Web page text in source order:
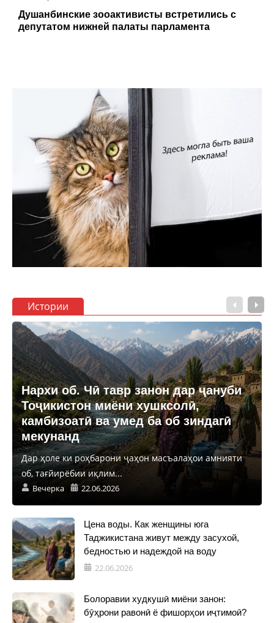
Душанбинские зооактивисты встретились с
депутатом нижней палаты парламента
Истории
Нархи об. Чӣ тавр занон дар ҷануби
Тоҷикистон миёни хушксолӣ,
камбизоатӣ ва умед ба об зиндагӣ
мекунанд
Дар ҳоле ки роҳбарони ҷаҳон масъалаҳои амнияти
об, тағйирёбии иқлим...
Вечерка 22.06.2026
Цена воды. Как женщины юга
Таджикистана живут между засухой,
бедностью и надеждой на воду
22.06.2026
Болоравии худкушӣ миёни занон:
бӯҳрони равонӣ ё фишорҳои иҷтимоӣ?